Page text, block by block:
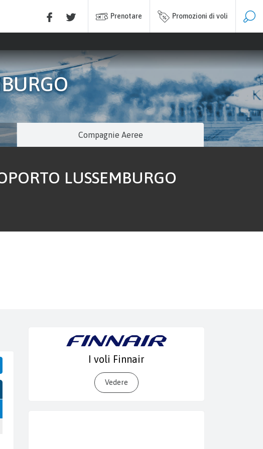
Prenotare Promozioni di voli
Compagnie Aeree
LUSSEMBURGO
I voli Finnair
Vedere